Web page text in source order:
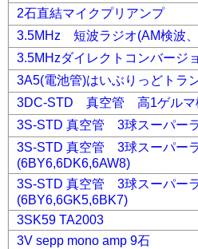
2石直結マイクプリアンプ
3.5MHz 短波ラジオ(AM検波
3.5MHzダイレクトコンバージ
3A5(電池管)はいぶりっどトラ
3DC-STD 真空管 高1ゲルマ
3S-STD 真空管 3球スーパー
3S-STD 真空管 3球スーパー
(6BY6,6DK6,6AW8)
3S-STD 真空管 3球スーパ
(6BY6,6GK5,6BK7)
3SK59 TA2003
3V sepp mono amp 9石